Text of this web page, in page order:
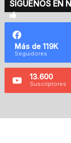
SÍGUENOS EN
Más de 119K
Seguidores
13.600
Suscriptores